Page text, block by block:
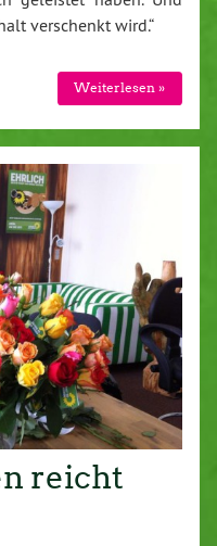
verschenkt wird.“
Weiterlesen »
reicht